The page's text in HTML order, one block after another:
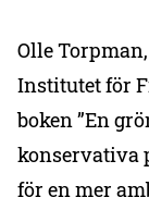
Olle
Institutet för
boken ”En
konservativa
för en mer